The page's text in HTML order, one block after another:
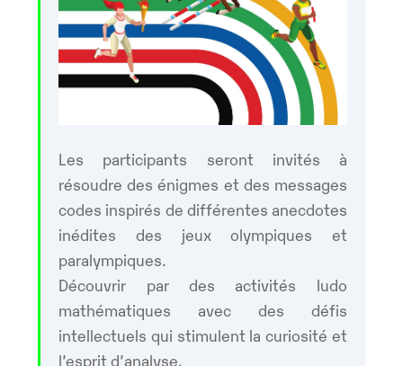
Les participants seront invités à
résoudre des énigmes et des messages
codes inspirés de différentes anecdotes
inédites des jeux olympiques et
paralympiques.
Découvrir par des activités ludo
mathématiques avec des défis
intellectuels qui stimulent la curiosité et
l’esprit d’analyse.